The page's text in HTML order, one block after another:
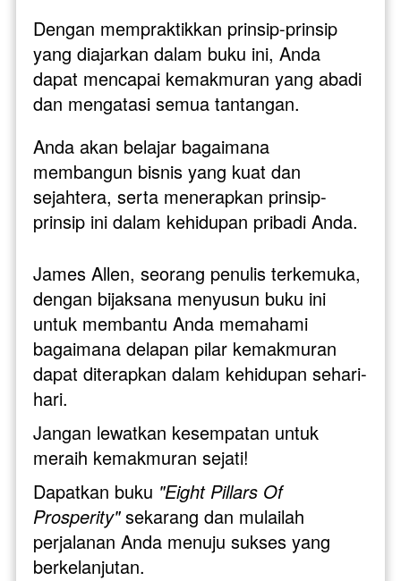
Dengan mempraktikkan prinsip-prinsip
yang diajarkan dalam buku ini, Anda
dapat mencapai kemakmuran yang abadi
dan mengatasi semua tantangan.
Anda akan belajar bagaimana
membangun bisnis yang kuat dan
sejahtera, serta menerapkan prinsip-
prinsip ini dalam kehidupan pribadi Anda.
James Allen, seorang penulis terkemuka,
dengan bijaksana menyusun buku ini
untuk membantu Anda memahami
bagaimana delapan pilar kemakmuran
dapat diterapkan dalam kehidupan sehari-
hari.
Jangan lewatkan kesempatan untuk
meraih kemakmuran sejati!
Dapatkan buku "Eight Pillars Of
Prosperity" sekarang dan mulailah
perjalanan Anda menuju sukses yang
berkelanjutan.